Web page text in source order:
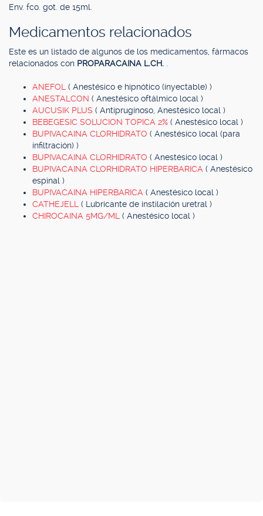
Env. fco. got. de 15ml.
Medicamentos relacionados
Este es un listado de algunos de los medicamentos, fármacos
relacionados con PROPARACAINA L.CH.
ANEFOL ( Anestésico e hipnótico (inyectable) )
ANESTALCON ( Anestésico oftálmico local )
AUCUSIK PLUS ( Antipruginoso, Anestésico local )
BEBEGESIC SOLUCION TOPICA 2% ( Anestésico local )
BUPIVACAINA CLORHIDRATO ( Anestésico local (para
infiltración) )
BUPIVACAINA CLORHIDRATO ( Anestésico local )
BUPIVACAINA CLORHIDRATO HIPERBARICA ( Anestésico
espinal )
BUPIVACAINA HIPERBARICA ( Anestésico local )
CATHEJELL ( Lubricante de instilación uretral )
CHIROCAINA 5MG/ML ( Anestésico local )